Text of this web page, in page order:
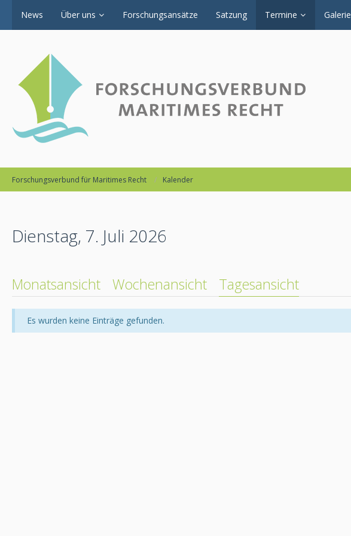
News Über uns Forschungsansätze Satzung Termine Galerie
Forschungsverbund für Maritimes Recht Kalender
Dienstag, 7. Juli 2026
Monatsansicht Wochenansicht Tagesansicht
Es wurden keine Einträge gefunden.